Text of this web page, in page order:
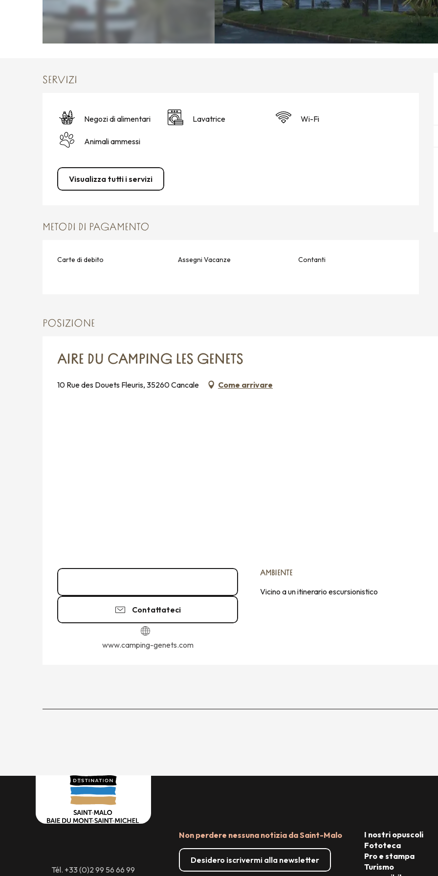
SERVIZI
Negozi di alimentari Lavatrice Wi-Fi
Animali ammessi
Visualizza tutti i servizi
METODI DI PAGAMENTO
Carte di debito Assegni Vacanze Contanti
POSIZIONE
AIRE DU CAMPING LES GENETS
10 Rue des Douets Fleuris, 35260 Cancale Come arrivare
Contattateci
www.camping-genets.com
AMBIENTE
AMBIENTE
Vicino a un itinerario escursionistico
Tél. +33 (0)2 99 56 66 99
Non perdere nessuna notizia da Saint-Malo
Desidero iscrivermi alla newsletter
I nostri opuscoli
Fototeca
Pro e stampa
Turismo